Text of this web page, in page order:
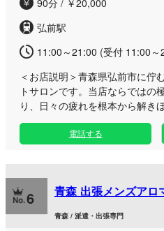
90分 / ￥20,000
弘前駅
11:00～21:00 (受付 11:00～
＜お店説明＞青森県弘前市に佇
トサロンです。当店ならではの
り、日々の疲れを根本から解き
ラスの活力を与える最高峰の癒
ような極上のプライベート空間
ッシュタイムをお過ごしくださ
勤リクエストも、どうぞお気軽
店は会員制の高級店として、お
するため、初回ご利用時に「顔
電話する
6 青森 出張メンズアロ
青森 / 派遣・出張専門